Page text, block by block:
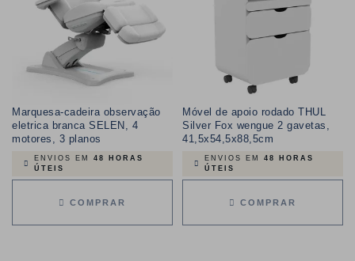
Marquesa-cadeira observação
eletrica branca SELEN, 4
motores, 3 planos
ENVIOS EM 48 HORAS
ÚTEIS
COMPRAR
Móvel de apoio rodado THUL
Silver Fox wengue 2 gavetas,
41,5x54,5x88,5cm
ENVIOS EM 48 HORAS
ÚTEIS
COMPRAR